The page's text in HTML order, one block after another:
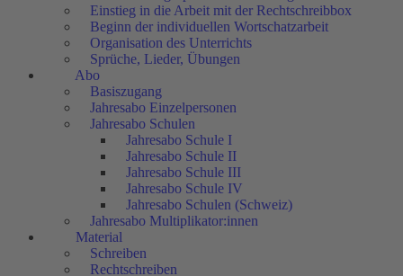
Einstieg in die Arbeit mit der Rechtschreibbox
Beginn der individuellen Wortschatzarbeit
Organisation des Unterrichts
Sprüche, Lieder, Übungen
Abo
Basiszugang
Jahresabo Einzelpersonen
Jahresabo Schulen
Jahresabo Schule I
Jahresabo Schule II
Jahresabo Schule III
Jahresabo Schule IV
Jahresabo Schulen (Schweiz)
Jahresabo Multiplikator:innen
Material
Schreiben
Rechtschreiben